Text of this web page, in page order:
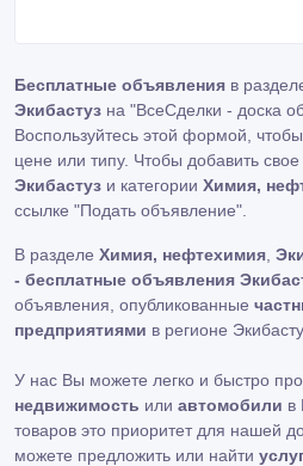
Бесплатные объявления в
Экибастуз на "ВсеСделки - доска
Воспользуйтесь этой формой,
цене или типу. Чтобы добавить
Экибастуз и категории Химия,
ссылке "Подать объявление"
В разделе Химия, нефтехимия
- бесплатные объявления
объявления, опубликованные
предприятиями в регионе
У нас Вы можете легко и быстро
недвижимость или автомобили в
товаров это приоритет для нашей
можете предложить или найти